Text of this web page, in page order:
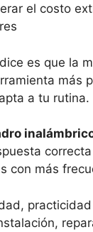
el costo
es que la
más
a tu rutina.
con más